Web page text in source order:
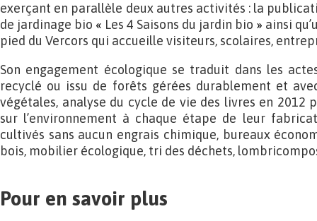
exerçant en parallèle deux autres activités : la
de jardinage bio « Les 4 Saisons du jardin bio » ainsi
pied du Vercors qui accueille visiteurs, scolaires,
Son engagement écologique se traduit dans les
recyclé ou issu de forêts gérées durablement et
végétales, analyse du cycle de vie des livres en
sur l’environnement à chaque étape de leur
cultivés sans aucun engrais chimique, bureaux
bois, mobilier écologique, tri des déchets,
Pour en savoir plus